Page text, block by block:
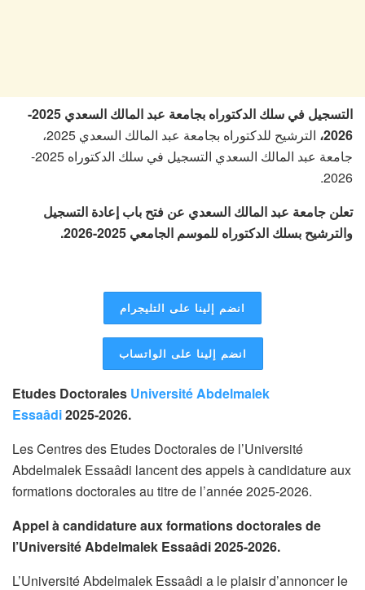
التسجيل في سلك الدكتوراه بجامعة عبد المالك السعدي 2025-
2026،
الترشيح للدكتوراه بجامعة عبد المالك السعدي 2025،
جامعة عبد المالك السعدي التسجيل في سلك الدكتوراه 2025-
2026.
تعلن جامعة عبد المالك السعدي عن فتح باب إعادة التسجيل
والترشيح بسلك الدكتوراه للموسم الجامعي 2025-2026.
انضم إلينا على التليجرام
انضم إلينا على الواتساب
Etudes Doctorales Université Abdelmalek
Essaâdi2025-2026.
Les Centres des Etudes Doctorales de l’Université
Abdelmalek Essaâdi lancent des appels à candidature aux
formations doctorales au titre de l’année 2025-2026.
Appel à candidature aux formations doctorales de
l’Université Abdelmalek Essaâdi 2025-2026.
L’Université Abdelmalek Essaâdi a le plaisir d’annoncer le